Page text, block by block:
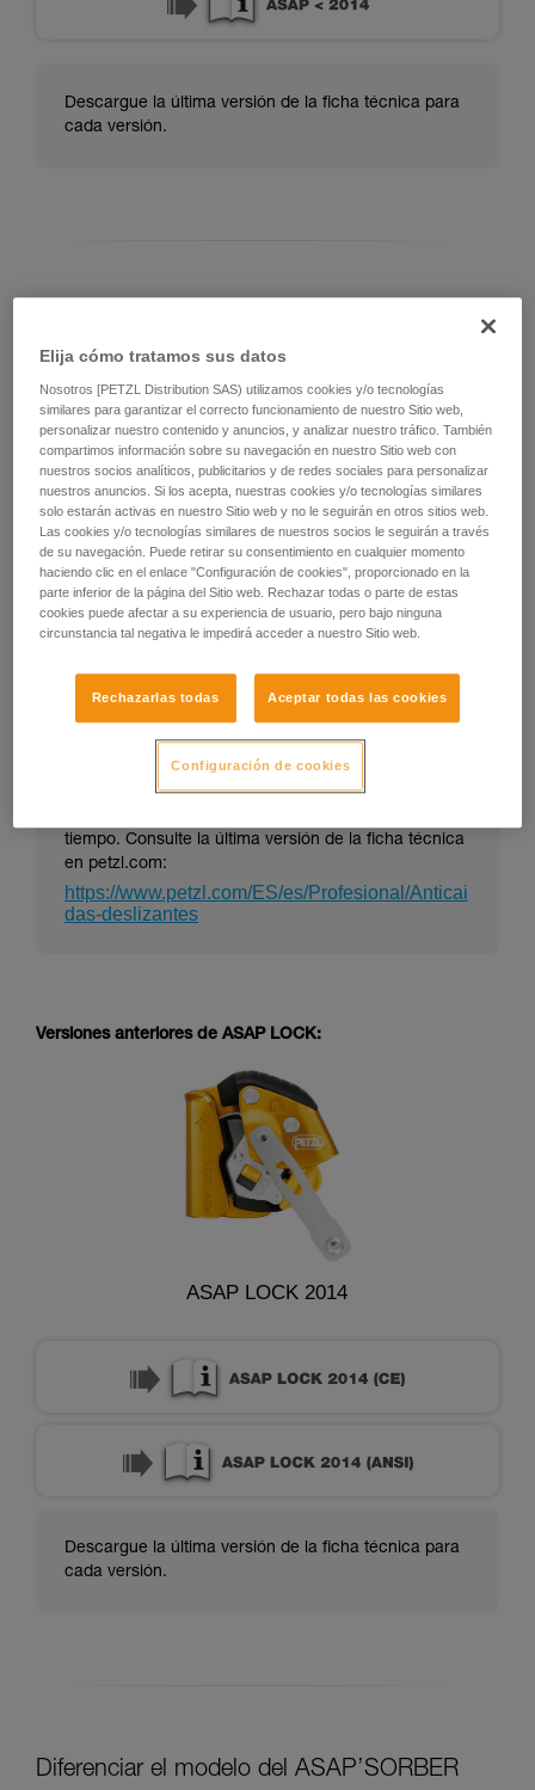
Descargue la última versión de la ficha técnica para
cada versión.
Modelo actual de ASAP LOCK:
ASAP LOCK 2026
tiempo. Consulte la última versión de la ficha técnica
en petzl.com:
https://www.petzl.com/ES/es/Profesional/Anticai
das-deslizantes
Versiones anteriores de ASAP LOCK:
ASAP LOCK 2014
Descargue la última versión de la ficha técnica para
cada versión.
Diferenciar el modelo del ASAP’SORBER
Elija cómo tratamos sus datos
Nosotros [PETZL Distribution SAS) utilizamos cookies y/o tecnologías
similares para garantizar el correcto funcionamiento de nuestro Sitio web,
personalizar nuestro contenido y anuncios, y analizar nuestro tráfico. También
compartimos información sobre su navegación en nuestro Sitio web con
nuestros socios analíticos, publicitarios y de redes sociales para personalizar
nuestros anuncios. Si los acepta, nuestras cookies y/o tecnologías similares
solo estarán activas en nuestro Sitio web y no le seguirán en otros sitios web.
Las cookies y/o tecnologías similares de nuestros socios le seguirán a través
de su navegación. Puede retirar su consentimiento en cualquier momento
haciendo clic en el enlace "Configuración de cookies", proporcionado en la
parte inferior de la página del Sitio web. Rechazar todas o parte de estas
cookies puede afectar a su experiencia de usuario, pero bajo ninguna
circunstancia tal negativa le impedirá acceder a nuestro Sitio web.
Rechazarlas todas Aceptar todas las cookies
Configuración de cookies